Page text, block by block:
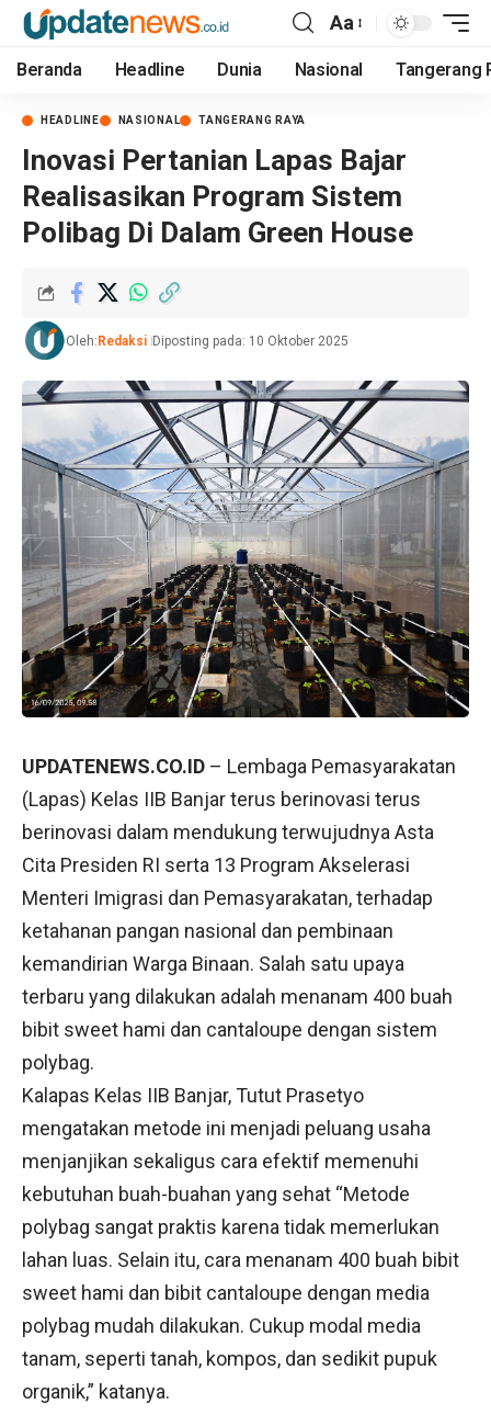
Aa
Beranda Headline Dunia Nasional Tangerang
HEADLINE NASIONAL TANGERANG RAYA
Inovasi Pertanian Lapas Bajar
Realisasikan Program Sistem
Polibag Di Dalam Green House
Oleh: Redaksi Diposting pada: 10 Oktober 2025
UPDATENEWS.CO.ID – Lembaga Pemasyarakatan
(Lapas) Kelas IIB Banjar terus berinovasi terus
berinovasi dalam mendukung terwujudnya Asta
Cita Presiden RI serta 13 Program Akselerasi
Menteri Imigrasi dan Pemasyarakatan, terhadap
ketahanan pangan nasional dan pembinaan
kemandirian Warga Binaan. Salah satu upaya
terbaru yang dilakukan adalah menanam 400 buah
bibit sweet hami dan cantaloupe dengan sistem
polybag.
Kalapas Kelas IIB Banjar, Tutut Prasetyo
mengatakan metode ini menjadi peluang usaha
menjanjikan sekaligus cara efektif memenuhi
kebutuhan buah-buahan yang sehat “Metode
polybag sangat praktis karena tidak memerlukan
lahan luas. Selain itu, cara menanam 400 buah bibit
sweet hami dan bibit cantaloupe dengan media
polybag mudah dilakukan. Cukup modal media
tanam, seperti tanah, kompos, dan sedikit pupuk
organik,” katanya.